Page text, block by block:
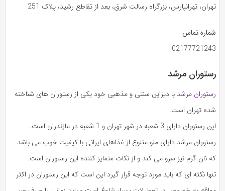
تهران، تهرانپارس، بزرگراه رسالت شرق، بعد از تقاطع رشید، پلاک 251
شماره تماس
02177721243
رستوران مرشد
رستوران مرشد با دیزاین سنتی و مذهبی خود یکی از رستوران های شناخته
شده تهران است.
این رستوران دارای 3 شعبه در شهر تهران و 1 شعبه در مازندران است.
رستوران مرشد دارای منو متنوع از غذاهای ایرانی با کیفیت خوب می باشد
که نان گرم نیز سرو می کند و از نکات متمایز کننده این رستوران است.
تنها نکته ای که باید مورد توجه قرار گیرد این است که این رستوران در اکثر